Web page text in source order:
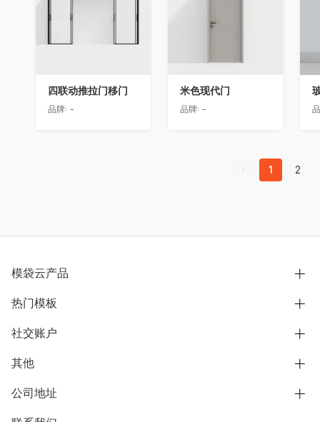
四联动推拉门移门
品牌: -
米色现代门
品牌: -
1 2
模袋云产品
别墅设计营销
模型协同展示分享
别墅社区
热门模板
欧式别墅
中式别墅
社交账户
B站
抖音
微信公众号
其他
用户服务协议
隐私政策
公司地址